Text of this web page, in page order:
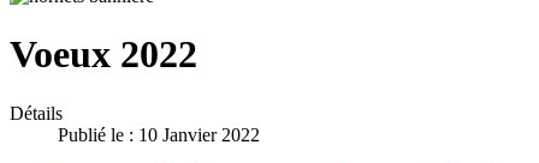
Voeux 2022
Détails
Publié le : 10 Janvier 2022